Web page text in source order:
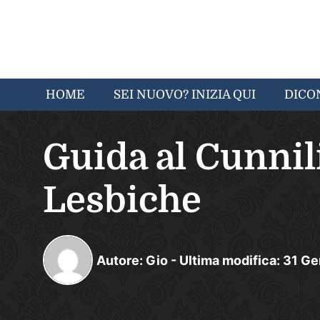
HOME SEI NUOVO? INIZIA QUI
Guida al
Lesbiche
Autore: Gio - Ultima modifica: 31